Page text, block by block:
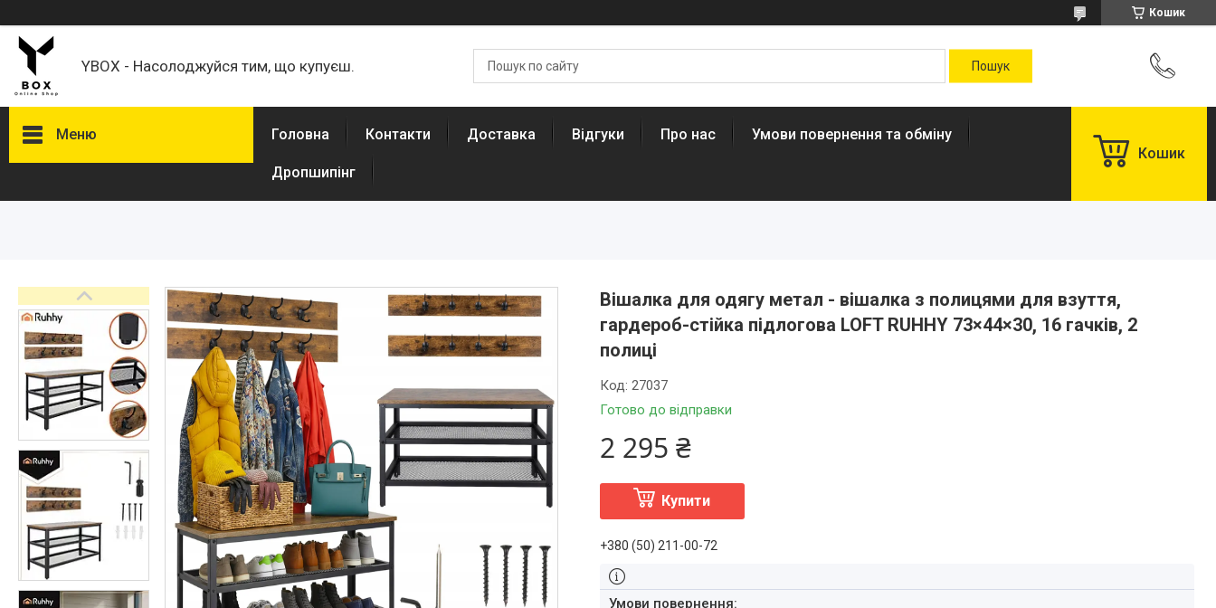
Кошик
YBOX - Насолоджуйся тим, що купуєш.
Меню
Спорт і туризм
Авто товары
Товари для дітей
Зоотовари
Техніка для кухні
Техніка для дому
Інструменти і обладнання
Все для краси та здоров'я
Все для саду
Інші товари
Електроніка
Головна Контакти Доставка Відгуки Про нас Умови повернення та обміну
Дропшипінг
Кошик
Вішалка для одягу метал - вішалка з полицями для взуття,
гардероб-стійка підлогова LOFT RUHHY 73×44×30, 16 гачків, 2
полиці
Готово до відправки
Код: 27037
2 295 ₴
Купити
+380 (50) 211-00-72